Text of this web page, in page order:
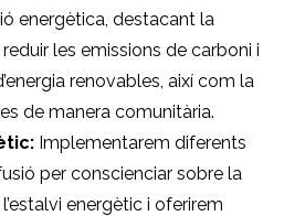
energètica, destacant la
les emissions de carboni i
renovables, així com la
de manera comunitària.
Implementarem diferents
per conscienciar sobre la
energètic i oferirem